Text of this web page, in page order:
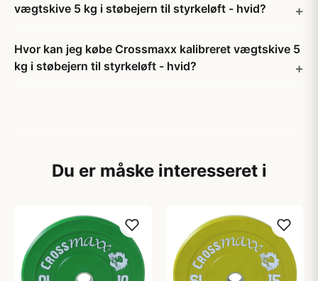
vægtskive 5 kg i støbejern til styrkeløft - hvid?
Hvor kan jeg købe Crossmaxx kalibreret vægtskive 5
kg i støbejern til styrkeløft - hvid?
Du er måske interesseret i